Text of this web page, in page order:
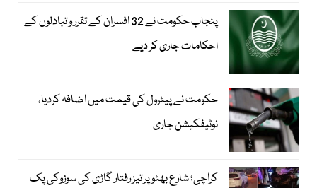
پنجاب حکومت نے 32 افسران کے تقرر و تبادلوں کے
احکامات جاری کر دیے
حکومت نے پیٹرول کی قیمت میں اضافہ کردیا،
نوٹیفکیشن جاری
کراچی؛ شارع بھٹو پر تیز رفتار گاڑی کی سوزوکی پک